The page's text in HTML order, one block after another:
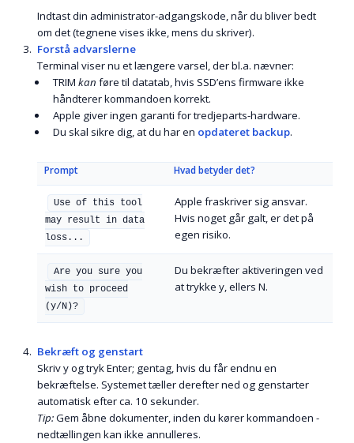
Indtast din administrator-adgangskode, når du bliver bedt
om det (tegnene vises ikke, mens du skriver).
Forstå advarslerne
Terminal viser nu et længere varsel, der bl.a. nævner:
TRIM kan føre til datatab, hvis SSD’ens firmware ikke
håndterer kommandoen korrekt.
Apple giver ingen garanti for tredjeparts-hardware.
Du skal sikre dig, at du har en opdateret backup.
Prompt Hvad betyder det?
Use of this tool
may result in data
loss...
Apple fraskriver sig ansvar.
Hvis noget går galt, er det på
egen risiko.
Are you sure you
wish to proceed
(y/N)?
Du bekræfter aktiveringen ved
at trykke y, ellers N.
Bekræft og genstart
Skrivyog trykEnter; gentag, hvis du får endnu en
bekræftelse. Systemet tæller derefter ned og genstarter
automatisk efter ca. 10 sekunder.
Tip:Gem åbne dokumenter, inden du kører kommandoen -
nedtællingen kan ikke annulleres.